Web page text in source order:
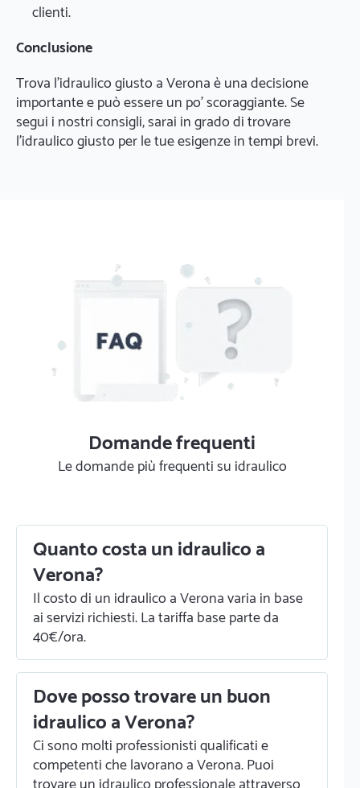
clienti.
Conclusione
Trova l'idraulico giusto a Verona è una decisione
importante e può essere un po' scoraggiante. Se
segui i nostri consigli, sarai in grado di trovare
l'idraulico giusto per le tue esigenze in tempi brevi.
Domande frequenti
Le domande più frequenti su idraulico
Quanto costa un idraulico a
Verona?
Il costo di un idraulico a Verona varia in base
ai servizi richiesti. La tariffa base parte da
40€/ora.
Dove posso trovare un buon
idraulico a Verona?
Ci sono molti professionisti qualificati e
competenti che lavorano a Verona. Puoi